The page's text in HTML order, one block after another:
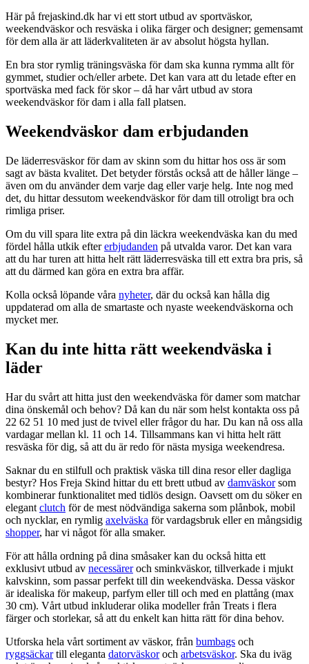
Här på frejaskind.dk har vi ett stort utbud av sportväskor,
weekendväskor och resväska i olika färger och designer; gemensamt
för dem alla är att läderkvaliteten är av absolut högsta hyllan.
En bra stor rymlig träningsväska för dam ska kunna rymma allt för
gymmet, studier och/eller arbete. Det kan vara att du letade efter en
sportväska med fack för skor – då har vårt utbud av stora
weekendväskor för dam i alla fall platsen.
Weekendväskor dam erbjudanden
De läderresväskor för dam av skinn som du hittar hos oss är som
sagt av bästa kvalitet. Det betyder förstås också att de håller länge –
även om du använder dem varje dag eller varje helg. Inte nog med
det, du hittar dessutom weekendväskor för dam till otroligt bra och
rimliga priser.
Om du vill spara lite extra på din läckra weekendväska kan du med
fördel hålla utkik eftererbjudanden på utvalda varor. Det kan vara
att du har turen att hitta helt rätt läderresväska till ett extra bra pris, så
att du därmed kan göra en extra bra affär.
Kolla också löpande våra nyheter, där du också kan hålla dig
uppdaterad om alla de smartaste och nyaste weekendväskorna och
mycket mer.
Kan du inte hitta rätt weekendväska i
läder
Har du svårt att hitta just den weekendväska för damer som matchar
dina önskemål och behov? Då kan du när som helst kontakta oss på
22 62 51 10 med just de tvivel eller frågor du har. Du kan nå oss alla
vardagar mellan kl. 11 och 14. Tillsammans kan vi hitta helt rätt
resväska för dig, så att du är redo för nästa mysiga weekendresa.
Saknar du en stilfull och praktisk väska till dina resor eller dagliga
bestyr? Hos Freja Skind hittar du ett brett utbud av damväskorsom
kombinerar funktionalitet med tidlös design. Oavsett om du söker en
elegant clutch för de mest nödvändiga sakerna som plånbok, mobil
och nycklar, en rymlig axelväska för vardagsbruk eller en mångsidig
shopper, har vi något för alla smaker.
För att hålla ordning på dina småsaker kan du också hitta ett
exklusivt utbud av necessäreroch sminkväskor, tillverkade i mjukt
kalvskinn, som passar perfekt till din weekendväska. Dessa väskor
är idealiska för makeup, parfym eller till och med en plattång (max
30 cm). Vårt utbud inkluderar olika modeller från Treats i flera
färger och storlekar, så att du enkelt kan hitta rätt för dina behov.
Utforska hela vårt sortiment av väskor, från bumbags och
ryggsäckartill eleganta datorväskoroch arbetsväskor. Ska du iväg